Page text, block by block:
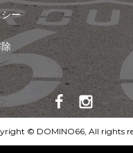
ー
© DOMINO66, All rights